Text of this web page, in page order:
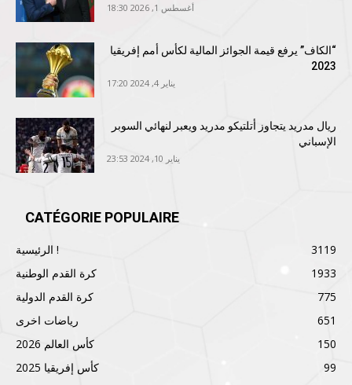
أغسطس 1, 2026 18:30
“الكاف” يرفع قيمة الجوائز المالية لكأس أمم إفريقيا
2023
يناير 4, 2024 17:20
ريال مدريد يتجاوز أتلتيكو مدريد ويعبر لنهائي السوبر
الإسباني
يناير 10, 2024 23:53
CATÉGORIE POPULAIRE
الرئيسية !
3119
كرة القدم الوطنية
1933
كرة القدم الدولية
775
رياضات اخرى
651
كأس العالم 2026
150
كأس إفريقيا 2025
99